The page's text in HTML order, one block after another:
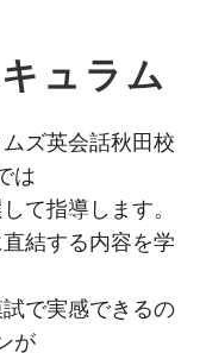
ュラム
ズ英会話秋田校
は
て指導します。
結する内容を学
で実感できるの
が